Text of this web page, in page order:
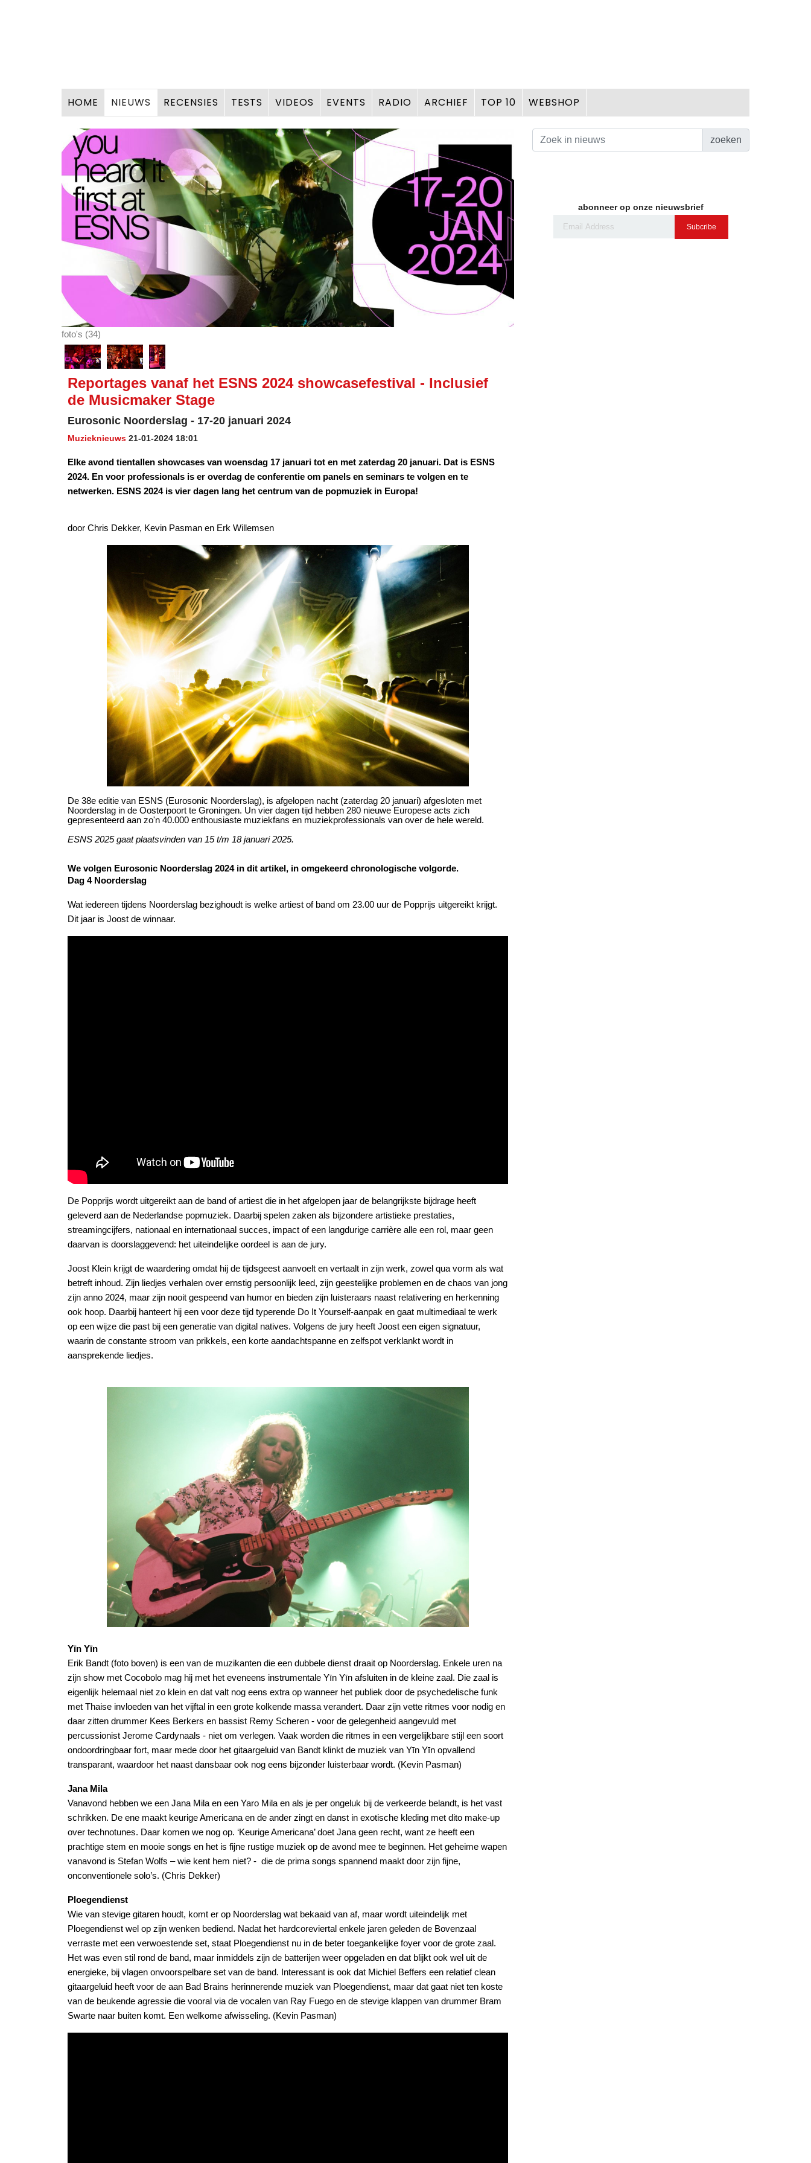
HOME NIEUWS RECENSIES TESTS VIDEOS EVENTS RADIO ARCHIEF TOP 10 WEBSHOP
foto's (34)
Reportages vanaf het ESNS 2024 showcasefestival - Inclusief
de Musicmaker Stage
Eurosonic Noorderslag - 17-20 januari 2024
Muzieknieuws 21-01-2024 18:01
Elke avond tientallen showcases van woensdag 17 januari tot en met zaterdag 20 januari. Dat is ESNS
2024. En voor professionals is er overdag de conferentie om panels en seminars te volgen en te
netwerken. ESNS 2024 is vier dagen lang het centrum van de popmuziek in Europa!
door Chris Dekker, Kevin Pasman en Erk Willemsen
De 38e editie van ESNS (Eurosonic Noorderslag), is afgelopen nacht (zaterdag 20 januari) afgesloten met
Noorderslag in de Oosterpoort te Groningen. Un vier dagen tijd hebben 280 nieuwe Europese acts zich
gepresenteerd aan zo'n 40.000 enthousiaste muziekfans en muziekprofessionals van over de hele wereld.
ESNS 2025 gaat plaatsvinden van 15 t/m 18 januari 2025.
We volgen Eurosonic Noorderslag 2024 in dit artikel, in omgekeerd chronologische volgorde.
Dag 4 Noorderslag
Wat iedereen tijdens Noorderslag bezighoudt is welke artiest of band om 23.00 uur de Popprijs uitgereikt krijgt.
Dit jaar is Joost de winnaar.
De Popprijs wordt uitgereikt aan de band of artiest die in het afgelopen jaar de belangrijkste bijdrage heeft
geleverd aan de Nederlandse popmuziek. Daarbij spelen zaken als bijzondere artistieke prestaties,
streamingcijfers, nationaal en internationaal succes, impact of een langdurige carrière alle een rol, maar geen
daarvan is doorslaggevend: het uiteindelijke oordeel is aan de jury.
Joost Klein krijgt de waardering omdat hij de tijdsgeest aanvoelt en vertaalt in zijn werk, zowel qua vorm als wat
betreft inhoud. Zijn liedjes verhalen over ernstig persoonlijk leed, zijn geestelijke problemen en de chaos van jong
zijn anno 2024, maar zijn nooit gespeend van humor en bieden zijn luisteraars naast relativering en herkenning
ook hoop. Daarbij hanteert hij een voor deze tijd typerende Do It Yourself-aanpak en gaat multimediaal te werk
op een wijze die past bij een generatie van digital natives. Volgens de jury heeft Joost een eigen signatuur,
waarin de constante stroom van prikkels, een korte aandachtspanne en zelfspot verklankt wordt in
aansprekende liedjes.
Yīn Yīn
Erik Bandt (foto boven) is een van de muzikanten die een dubbele dienst draait op Noorderslag. Enkele uren na
zijn show met Cocobolo mag hij met het eveneens instrumentale Yīn Yīn afsluiten in de kleine zaal. Die zaal is
eigenlijk helemaal niet zo klein en dat valt nog eens extra op wanneer het publiek door de psychedelische funk
met Thaise invloeden van het vijftal in een grote kolkende massa verandert. Daar zijn vette ritmes voor nodig en
daar zitten drummer Kees Berkers en bassist Remy Scheren - voor de gelegenheid aangevuld met
percussionist Jerome Cardynaals - niet om verlegen. Vaak worden die ritmes in een vergelijkbare stijl een soort
ondoordringbaar fort, maar mede door het gitaargeluid van Bandt klinkt de muziek van Yīn Yīn opvallend
transparant, waardoor het naast dansbaar ook nog eens bijzonder luisterbaar wordt. (Kevin Pasman)
Jana Mila
Vanavond hebben we een Jana Mila en een Yaro Mila en als je per ongeluk bij de verkeerde belandt, is het vast
schrikken. De ene maakt keurige Americana en de ander zingt en danst in exotische kleding met dito make-up
over technotunes. Daar komen we nog op. ‘Keurige Americana’ doet Jana geen recht, want ze heeft een
prachtige stem en mooie songs en het is fijne rustige muziek op de avond mee te beginnen. Het geheime wapen
vanavond is Stefan Wolfs – wie kent hem niet? - die de prima songs spannend maakt door zijn fijne,
onconventionele solo’s. (Chris Dekker)
Ploegendienst
Wie van stevige gitaren houdt, komt er op Noorderslag wat bekaaid van af, maar wordt uiteindelijk met
Ploegendienst wel op zijn wenken bediend. Nadat het hardcoreviertal enkele jaren geleden de Bovenzaal
verraste met een verwoestende set, staat Ploegendienst nu in de beter toegankelijke foyer voor de grote zaal.
Het was even stil rond de band, maar inmiddels zijn de batterijen weer opgeladen en dat blijkt ook wel uit de
energieke, bij vlagen onvoorspelbare set van de band. Interessant is ook dat Michiel Beffers een relatief clean
gitaargeluid heeft voor de aan Bad Brains herinnerende muziek van Ploegendienst, maar dat gaat niet ten koste
van de beukende agressie die vooral via de vocalen van Ray Fuego en de stevige klappen van drummer Bram
Swarte naar buiten komt. Een welkome afwisseling. (Kevin Pasman)
zoeken
abonneer op onze nieuwsbrief
Subcribe